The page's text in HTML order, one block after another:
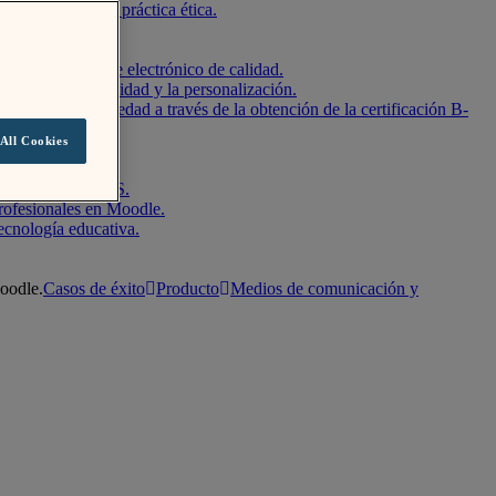
la igualdad y la práctica ética.
de aprendizaje electrónico de calidad.
la flexibilidad y la personalización.
y la sociedad a través de la obtención de la certificación B-
mundo.
Moodle LMS.
en Moodle.
educativa.
Casos de éxito Producto Medios de comunicación y
Cookies